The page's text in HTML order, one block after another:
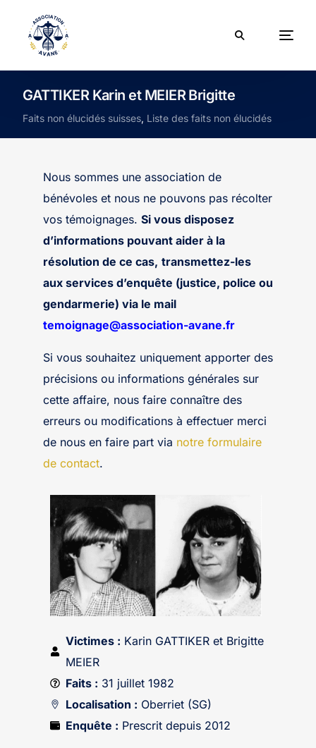
GATTIKER Karin et MEIER Brigitte
Faits non élucidés suisses, Liste des faits non élucidés
Nous sommes une association de
bénévoles et nous ne pouvons pas récolter
vos témoignages. Si vous disposez
d’informations pouvant aider à la
résolution de ce cas, transmettez-les
aux services d’enquête (justice, police ou
gendarmerie) via le mail
temoignage@association-avane.fr
Si vous souhaitez uniquement apporter des
précisions ou informations générales sur
cette affaire, nous faire connaître des
erreurs ou modifications à effectuer merci
de nous en faire part via notre formulaire
de contact.
Victimes : Karin GATTIKER et Brigitte
MEIER
Faits : 31 juillet 1982
Localisation : Oberriet (SG)
Enquête : Prescrit depuis 2012